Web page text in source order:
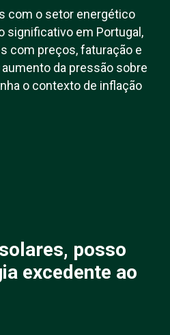
com o setor energético
significativo em Portugal,
com preços, faturação e
da pressão sobre
o contexto de inflação
posso
excedente ao